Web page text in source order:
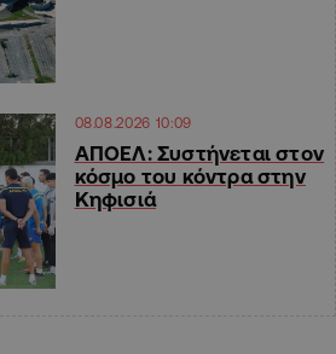
08.08.2026 10:09
ΑΠΟΕΛ: Συστήνεται στον
κόσμο του κόντρα στην
Κηφισιά